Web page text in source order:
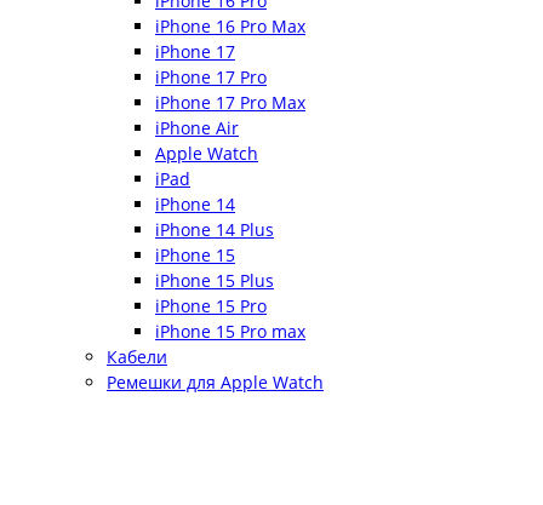
iPhone 16 Pro Max
iPhone 17
iPhone 17 Pro
iPhone 17 Pro Max
iPhone Air
Apple Watch
iPad
iPhone 14
iPhone 14 Plus
iPhone 15
iPhone 15 Plus
iPhone 15 Pro
iPhone 15 Pro max
Кабели
Ремешки для Apple Watch